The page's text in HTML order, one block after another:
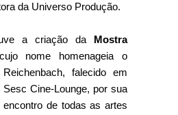
da Universo Produção.
a criação da Mostra
nome homenageia o
falecido em
Cine-Lounge, por sua
de todas as artes